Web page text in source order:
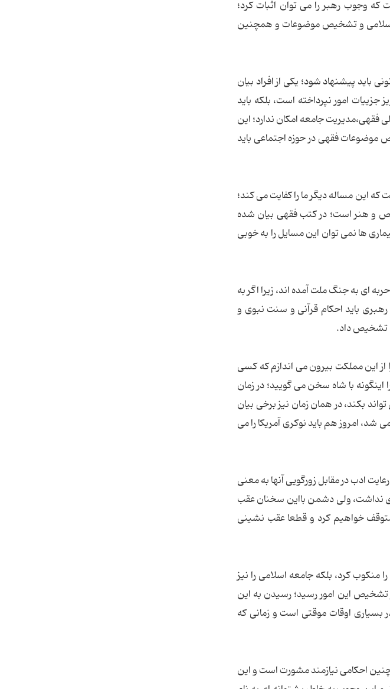
که وجوب رهبر را می توان اثبات کرد؛
اسلامی و تشخیص موضوعات و همچنین
باید پیشنهاد شود؛ یکی از افراد بیان
امور نپرداخته است، بلکه باید
جامعه امکان ندارد؛ این
موضوعات فقهی در حوزه اجتماعی باید
این مساله دیگر ما را کفایت می کند؛
و هنر است؛ در کتب فقهی بیان شده
ها نمی توان این مسایل را به خوبی
ای به جنگ ملت آمده اند، زیرا اگر به
باید احکام قرآنی و سنت نبوی و
تشخیص داد.
از این مملکت بیرون می اندازم که کسی
با شاه سخن می گویید؛ در زمان
بکند، در همان زمان نیز برخی بیان
امروز هم باید نوکری آمریکا را می
ادب در مقابل زورگویی آنها به معنی
نداشت، ولی دشمن بااین سخنان عقب
خواهیم کرد و قطعا عقب نشینی
را منکوب کرد، بلکه جامعه اسلامی را نیز
تشخیص این امور رسید؛ رسیدن به این
بسیاری اوقات موقتی است و زمانی که
احکامی نیازمند مشورت است و این